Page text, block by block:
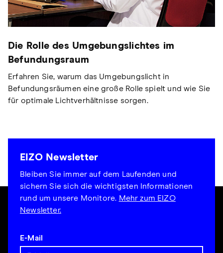
Die Rolle des Umgebungslichtes im
Befundungsraum
Erfahren Sie, warum das Umgebungslicht in
Befundungsräumen eine große Rolle spielt und wie Sie
für optimale Lichtverhältnisse sorgen.
EIZO Newsletter
Bleiben Sie immer auf dem Laufenden und
sichern Sie sich die wichtigsten Informationen
rund um unsere Monitore. Mehr zum EIZO
Newsletter.
E-Mail